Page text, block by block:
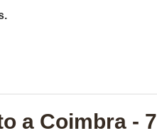
a Coimbra - 7